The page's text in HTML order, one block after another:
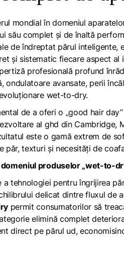
mondial în domeniul
său complet și de înaltă
de îndreptat părul inteligente,
și sistematic fiecare aspect
profesională profund
ondulatoare avansate, perii
wet-to-dry.
de a oferi o „good hair
al ghd din Cambridge,
este o gamă extrem de
păr, texturi și necesități de
produselor „wet-to-
a tehnologiei pentru îngrijirea
delicat dintre fluxul de
permit consumatorilor să
elimină complet
direct pe părul ud,